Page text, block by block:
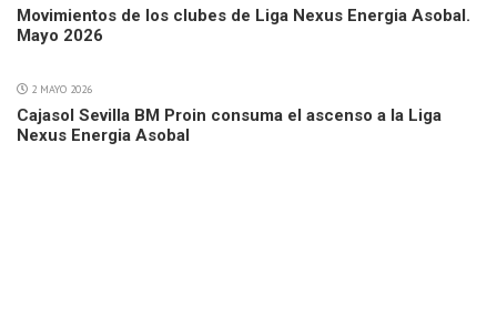
Movimientos de los clubes de Liga Nexus Energia Asobal.
Mayo 2026
2 MAYO 2026
Cajasol Sevilla BM Proin consuma el ascenso a la Liga
Nexus Energia Asobal